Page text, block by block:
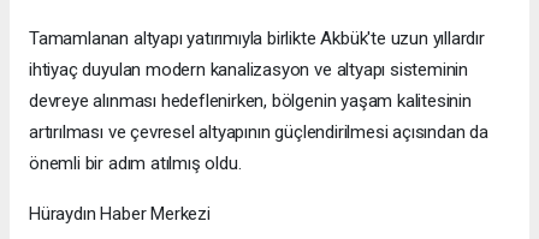
Tamamlanan altyapı yatırımıyla birlikte Akbük'te uzun yıllardır
ihtiyaç duyulan modern kanalizasyon ve altyapı sisteminin
devreye alınması hedeflenirken, bölgenin yaşam kalitesinin
artırılması ve çevresel altyapının güçlendirilmesi açısından da
önemli bir adım atılmış oldu.
Hüraydın Haber Merkezi